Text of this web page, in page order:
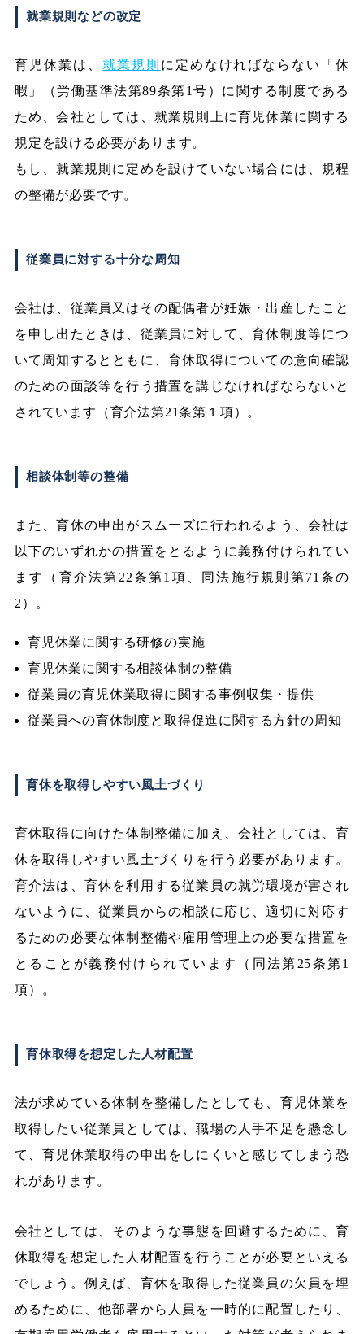
就業規則などの改定
育児休業は、 就業規則 に定めなければならない「休
暇」（労働基準法第89条第1号）に関する制度である
ため、会社としては、就業規則上に育児休業に関する
規定を設ける必要があります。
もし、就業規則に定めを設けていない場合には、規程
の整備が必要です。
従業員に対する十分な周知
会社は、従業員又はその配偶者が妊娠・出産したこと
を申し出たときは、従業員に対して、育休制度等につ
いて周知するとともに、育休取得についての意向確認
のための面談等を行う措置を講じなければならないと
されています（育介法第21条第１項）。
相談体制等の整備
また、育休の申出がスムーズに行われるよう、会社は
以下のいずれかの措置をとるように義務付けられてい
ます（育介法第22条第1項、同法施行規則第71条の
2）。
育児休業に関する研修の実施
育児休業に関する相談体制の整備
従業員の育児休業取得に関する事例収集・提供
従業員への育休制度と取得促進に関する方針の周知
育休を取得しやすい風土づくり
育休取得に向けた体制整備に加え、会社としては、育
休を取得しやすい風土づくりを行う必要があります。
育介法は、育休を利用する従業員の就労環境が害され
ないように、従業員からの相談に応じ、適切に対応す
るための必要な体制整備や雇用管理上の必要な措置を
とることが義務付けられています（同法第25条第1
項）。
育休取得を想定した人材配置
法が求めている体制を整備したとしても、育児休業を
取得したい従業員としては、職場の人手不足を懸念し
て、育児休業取得の申出をしにくいと感じてしまう恐
れがあります。
会社としては、そのような事態を回避するために、育
休取得を想定した人材配置を行うことが必要といえる
でしょう。例えば、育休を取得した従業員の欠員を埋
めるために、他部署から人員を一時的に配置したり、